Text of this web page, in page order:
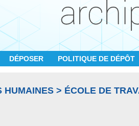
DÉPOSER POLITIQUE DE DÉPÔT
HUMAINES > ÉCOLE DE